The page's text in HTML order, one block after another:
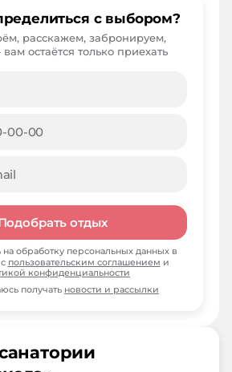
с выбором?
расскажем, забронируем,
остаётся только приехать
отдых
обработку персональных данных в
пользовательским соглашением и
конфиденциальности
получать новости и рассылки